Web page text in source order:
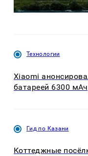
Технологии
Xiaomi
батареей 6300 мАч
Гид по Казани
Коттеджные